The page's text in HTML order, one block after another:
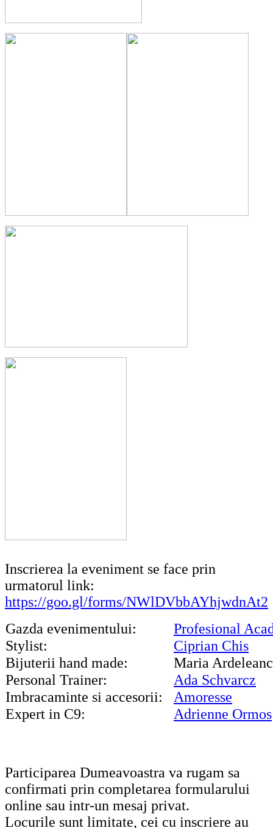
Inscrierea la eveniment se face prin
urmatorul link:
https://goo.gl/forms/NWlDVbbAYhjwdnAt2
Gazda evenimentului:
Profesional
Stylist:
Ciprian Chis
Bijuterii hand made:
Maria
Personal Trainer:
Ada Schvarcz
Imbracaminte si accesorii:
Amoresse
Expert in C9:
Adrienne Ormos
Participarea Dumeavoastra va rugam sa
confirmati prin completarea formularului
online sau intr-un mesaj privat.
Locurile sunt limitate, cei cu inscriere au